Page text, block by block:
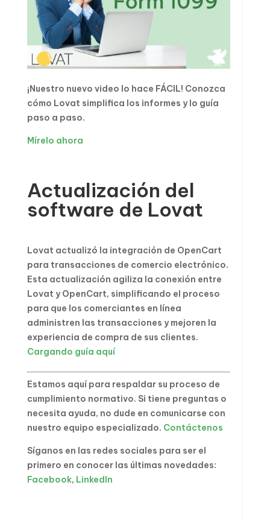
¡Nuestro nuevo video lo hace FÁCIL! Conozca
cómo Lovat simplifica los informes y lo guía
paso a paso.
Mírelo ahora
Actualización del
software de Lovat
Lovat actualizó la integración de OpenCart
para transacciones de comercio electrónico.
Esta actualización agiliza la conexión entre
Lovat y OpenCart, simplificando el proceso
para que los comerciantes en línea
administren las transacciones y mejoren la
experiencia de compra de sus clientes.
Cargando guía aquí
Estamos aquí para respaldar su proceso de
cumplimiento normativo. Si tiene preguntas o
necesita ayuda, no dude en comunicarse con
nuestro equipo especializado. Contáctenos
Síganos en las redes sociales para ser el
primero en conocer las últimas novedades:
Facebook, LinkedIn